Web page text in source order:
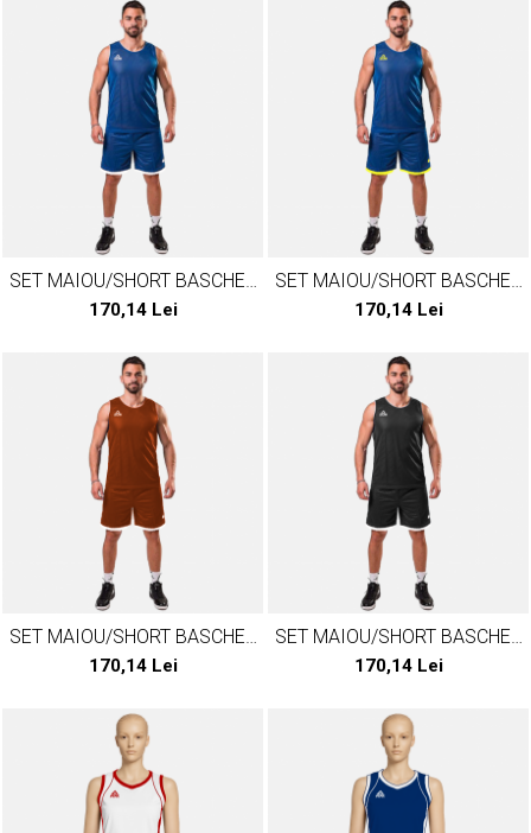
SET MAIOU/SHORT BASCHET
REVERSIBIL PEAK S3BALL
ALBASTRU/ALB
170,14 Lei
SET MAIOU/SHORT BASCHET
REVERSIBIL PEAK S3BALL
ALBASTRU/GALBEN
170,14 Lei
SET MAIOU/SHORT BASCHET
REVERSIBIL PEAK S3BALL
ROSU/ALB
170,14 Lei
SET MAIOU/SHORT BASCHET
REVERSIBIL PEAK S3BALL
NEGRU/ALB
170,14 Lei